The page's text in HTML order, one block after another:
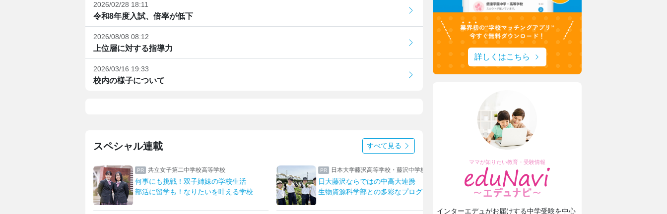
2026/02/28 18:11
令和8年度入試、倍率が低下
2026/08/08 08:12
上位層に対する指導力
2026/03/16 19:33
校内の様子について
スペシャル連載 すべて見る
日本大学藤沢高等学校・藤沢中学校
日大藤沢ならではの中高大連携
生物資源科学部との多彩なプログラム
上野学園中学校・高等学校
ハープやフルート！ひとり一つの楽器
上野ならではのフィールドワーク
瀧野川女子学園中学高等学校
生成AIを“アシスタント”に
発想を形にする授業でキャリア教育
詳しくはこちら
ママが知りたい教育・受験情報
インターエデュがお届けする中学受験を中心